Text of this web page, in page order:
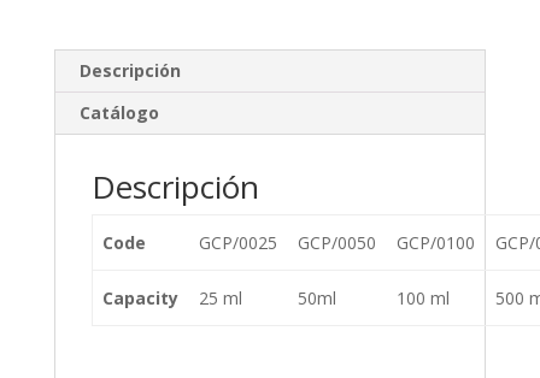
dI
n
o
o
ar
ti
Descripción
Catálogo
Descripción
Code GCP/0025 GCP/0050 GCP/0100
Capacity 25 ml 50ml 100 ml 500